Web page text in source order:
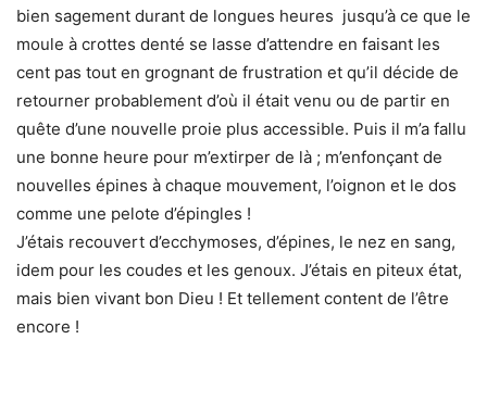
bien sagement durant de longues heures jusqu’à ce que le
moule à crottes denté se lasse d’attendre en faisant les
cent pas tout en grognant de frustration et qu’il décide de
retourner probablement d’où il était venu ou de partir en
quête d’une nouvelle proie plus accessible. Puis il m’a fallu
une bonne heure pour m’extirper de là ; m’enfonçant de
nouvelles épines à chaque mouvement, l’oignon et le dos
comme une pelote d’épingles !
J’étais recouvert d’ecchymoses, d’épines, le nez en sang,
idem pour les coudes et les genoux. J’étais en piteux état,
mais bien vivant bon Dieu ! Et tellement content de l’être
encore !